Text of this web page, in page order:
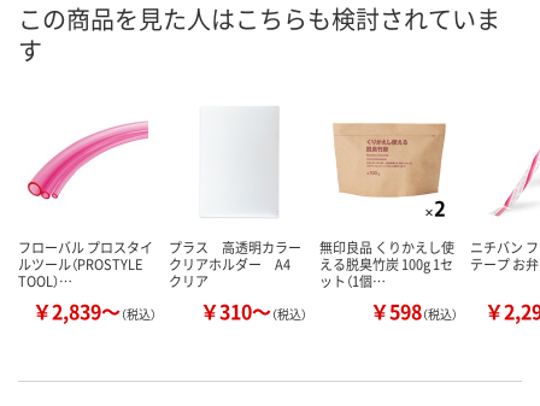
この商品を見た人はこちらも検討されていま
す
フローバル プロスタイ
ルツール（PROSTYLE
TOOL）…
￥2,839～（税込）
プラス 高透明カラー
クリアホルダー A4
クリア
￥310～（税込）
無印良品 くりかえし使
える脱臭竹炭 100g 1セ
ット（1個…
￥598（税込）
ニチバン
テープ お
￥